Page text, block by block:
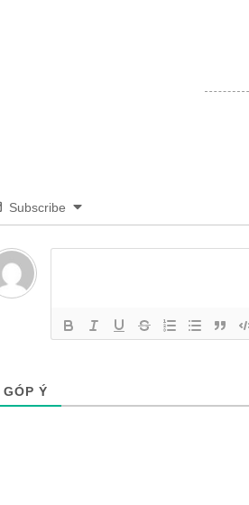
Subscribe
GÓP Ý